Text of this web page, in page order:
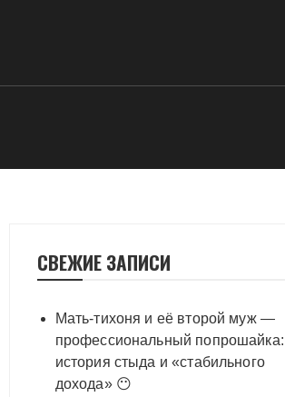
СВЕЖИЕ ЗАПИСИ
Мать-тихоня и её второй муж —
профессиональный попрошайка:
история стыда и «стабильного
дохода» 😶